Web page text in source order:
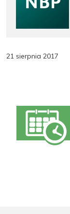
21 sierpnia 2017